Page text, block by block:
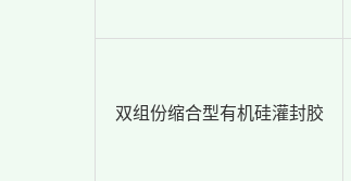
双组份缩合型有机硅灌封胶